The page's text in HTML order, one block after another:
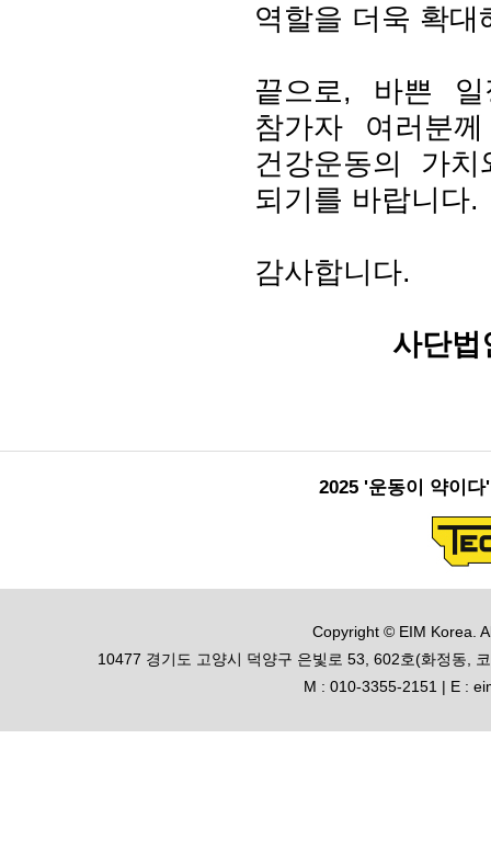
역할을 더욱 확
끝으로, 바쁜
참가자 여러분
건강운동의 가
되기를 바랍니다.
감사합니다.
사단법
2025 '운동이 약이
Copyright © EIM Korea.
10477 경기도 고양시 덕양구 은빛로 53, 602호(화정동,
M : 010-3355-2151 | E :